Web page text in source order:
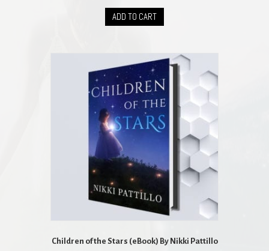
ADD TO CART
Children of the Stars (eBook) By Nikki Pattillo